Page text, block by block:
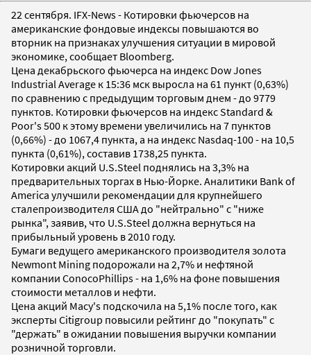
22 сентября. IFX-News - Котировки фьючерсов на
американские фондовые индексы повышаются во
вторник на признаках улучшения ситуации в мировой
экономике, сообщает Bloomberg.
Цена декабрьского фьючерса на индекс Dow Jones
Industrial Average к 15:36 мск выросла на 61 пункт (0,63%)
по сравнению с предыдущим торговым днем - до 9779
пунктов. Котировки фьючерсов на индекс Standard &
Poor's 500 к этому времени увеличились на 7 пунктов
(0,66%) - до 1067,4 пункта, а на индекс Nasdaq-100 - на 10,5
пункта (0,61%), составив 1738,25 пункта.
Котировки акций U.S.Steel поднялись на 3,3% на
предварительных торгах в Нью-Йорке. Аналитики Bank of
America улучшили рекомендации для крупнейшего
сталепроизводителя США до "нейтрально" с "ниже
рынка", заявив, что U.S.Steel должна вернуться на
прибыльный уровень в 2010 году.
Бумаги ведущего американского производителя золота
Newmont Mining подорожали на 2,7% и нефтяной
компании ConocoPhillips - на 1,6% на фоне повышения
стоимости металлов и нефти.
Цена акций Macy's подскочила на 5,1% после того, как
эксперты Citigroup повысили рейтинг до "покупать" с
"держать" в ожидании повышения выручки компании
розничной торговли.